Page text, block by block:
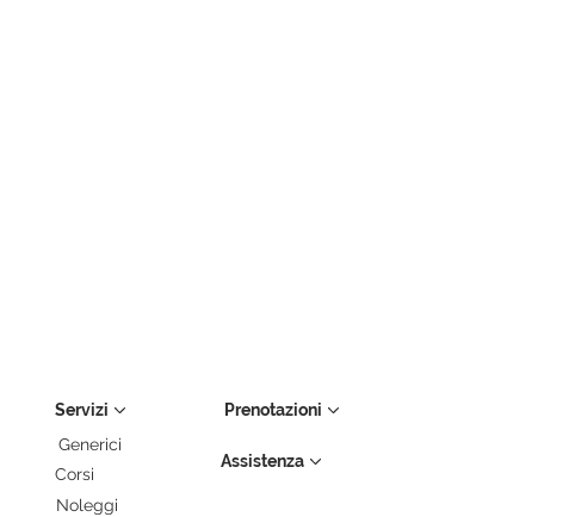
Servizi
Generici
Corsi
Noleggi
Prenotazioni
Assistenza